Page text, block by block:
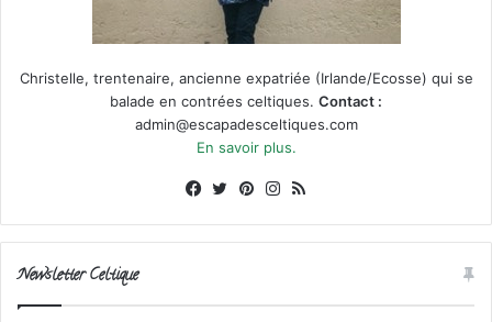
Christelle, trentenaire, ancienne expatriée (Irlande/Ecosse) qui se
balade en contrées celtiques. Contact :
admin@escapadesceltiques.com
En savoir plus.
Facebook
X PinterestInstagram
Newsletter Celtique